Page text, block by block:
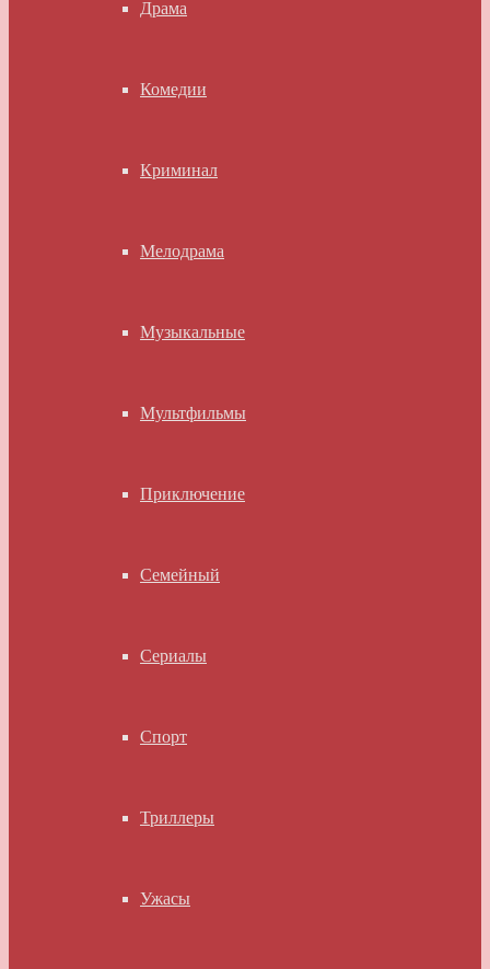
Драма
Комедии
Криминал
Мелодрама
Музыкальные
Мультфильмы
Приключение
Семейный
Сериалы
Спорт
Триллеры
Ужасы